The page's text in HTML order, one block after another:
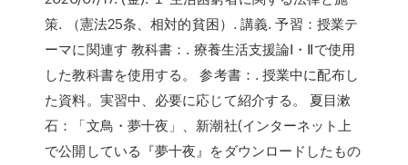
策. （憲法25条、相対的貧困）. 講義. 予習：授業テ
ーマに関連す 教科書：. 療養生活支援論Ⅰ・Ⅱで使用
した教科書を使用する。 参考書：. 授業中に配布し
た資料。実習中、必要に応じて紹介する。 夏目漱
石：「文鳥・夢十夜」、新潮社(インターネット上
で公開している『夢十夜』をダウンロードしたもの